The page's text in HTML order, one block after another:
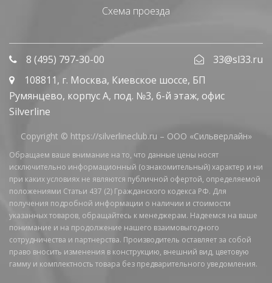
Схема проезда
8 (495) 797-30-00
33@sl33.ru
108811, г. Москва, Киевское шоссе, БП
Румянцево, корпус А, под. №3, 6-й этаж, офис
Silverline
Copyright © https://silverlineclub.ru – ООО «Сильверлайн»
Обращаем ваше внимание на то, что данные цены носят
исключительно информационный (ознакомительный) характер и ни
при каких условиях не являются публичной офертой, определяемой
положениями Статьи 437 (2) Гражданского кодекса РФ. Для
получения подробной информации о наличии и стоимости
указанных товаров, обращайтесь к менеджерам. Надеемся на ваше
понимание и на продолжение нашего взаимовыгодного
сотрудничества и партнерства. Производитель оставляет за собой
право вносить изменения в конструкцию, внешний вид, цветовую
гамму и комплектность товара без предварительного уведомления.